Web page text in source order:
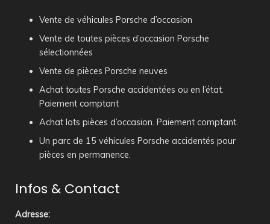
Vente de véhicules Porsche d’occasion
Vente de toutes pièces d’occasion Porsche
sélectionnées
Vente de pièces Porsche neuves
Achat toutes Porsche accidentées ou en l’état.
Paiement comptant
Achat lots pièces d’occasion. Paiement comptant.
Un parc de 15 véhicules Porsche accidentés pour
pièces en permanence.
Infos & Contact
Adresse: